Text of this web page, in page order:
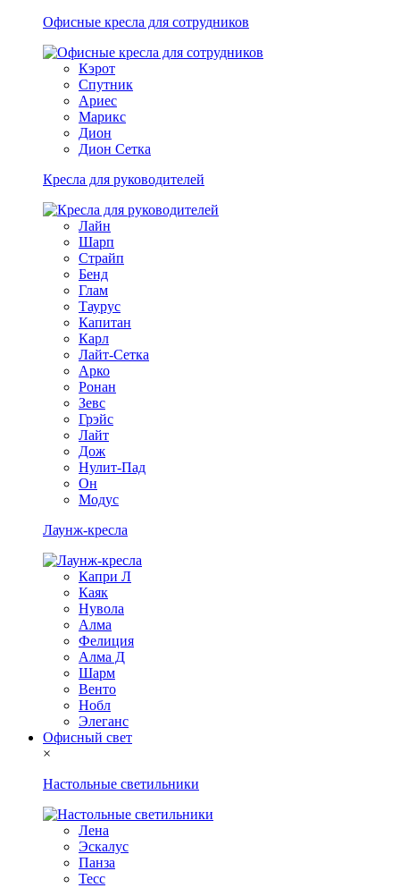
Офисные кресла для сотрудников
Кэрот
Спутник
Ариес
Марикс
Дион
Дион Сетка
Кресла для руководителей
Лайн
Шарп
Страйп
Бенд
Глам
Таурус
Капитан
Карл
Лайт-Сетка
Арко
Ронан
Зевс
Грэйс
Лайт
Дож
Нулит-Пад
Он
Модус
Лаунж-кресла
Капри Л
Каяк
Нувола
Алма
Фелиция
Алма Д
Шарм
Венто
Нобл
Элеганс
Офисный свет
×
Настольные светильники
Лена
Эскалус
Панза
Тесс